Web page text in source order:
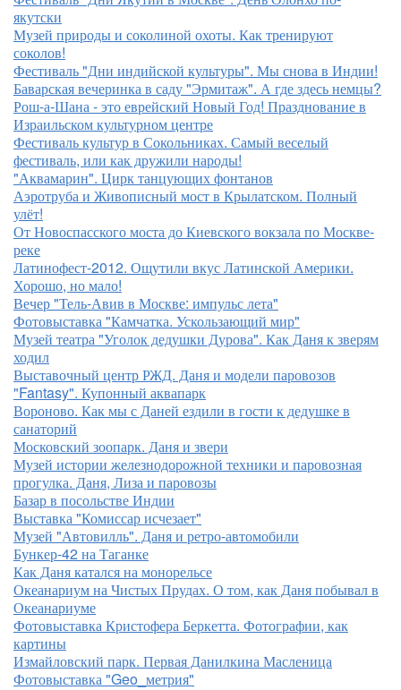
якутски
Музей природы и соколиной охоты. Как тренируют
соколов!
Фестиваль "Дни индийской культуры". Мы снова в Индии!
Баварская вечеринка в саду "Эрмитаж". А где здесь немцы?
Рош-а-Шана - это еврейский Новый Год! Празднование в
Израильском культурном центре
Фестиваль культур в Сокольниках. Самый веселый
фестиваль, или как дружили народы!
"Аквамарин". Цирк танцующих фонтанов
Аэротруба и Живописный мост в Крылатском. Полный
улёт!
От Новоспасского моста до Киевского вокзала по Москве-
реке
Латинофест-2012. Ощутили вкус Латинской Америки.
Хорошо, но мало!
Вечер "Тель-Авив в Москве: импульс лета"
Фотовыставка "Камчатка. Ускользающий мир"
Музей театра "Уголок дедушки Дурова". Как Даня к зверям
ходил
Выставочный центр РЖД. Даня и модели паровозов
"Fantasy". Купонный аквапарк
Вороново. Как мы с Даней ездили в гости к дедушке в
санаторий
Московский зоопарк. Даня и звери
Музей истории железнодорожной техники и паровозная
прогулка. Даня, Лиза и паровозы
Базар в посольстве Индии
Выставка "Комиссар исчезает"
Музей "Автовилль". Даня и ретро-автомобили
Бункер-42 на Таганке
Как Даня катался на монорельсе
Океанариум на Чистых Прудах. О том, как Даня побывал в
Океанариуме
Фотовыставка Кристофера Беркетта. Фотографии, как
картины
Измайловский парк. Первая Данилкина Масленица
Фотовыставка "Geo_метрия"